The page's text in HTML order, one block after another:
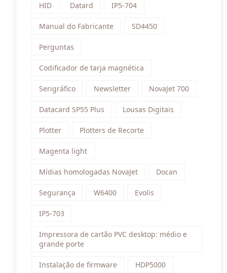
HID Datard IP5-704
Manual do Fabricante SD4450
Perguntas
Codificador de tarja magnética
Serigráfico Newsletter NovaJet 700
Datacard SP55 Plus Lousas Digitais
Plotter Plotters de Recorte
Magenta light
Mídias homologadas NovaJet Docan
Segurança W6400 Evolis
IP5-703
Impressora de cartão PVC desktop: médio e
grande porte
Instalação de firmware HDP5000